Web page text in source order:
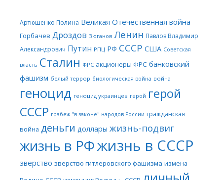
Артюшенко Полина Великая Отечественная война
Горбачев Дроздов Зюганов Ленин Павлов Владимир
Александрович Путин РПЦ РФ СССР США Советская
власть Сталин ФРС акционеры ФРС банковский
фашизм белый террор биологическая война война
геноцид геноцид украинцев герой герой
СССР грабеж "в законе" народов России гражданская
война деньги доллары жизнь-подвиг
жизнь в РФжизнь в СССР
зверство зверство гитлеровского фашизма измена